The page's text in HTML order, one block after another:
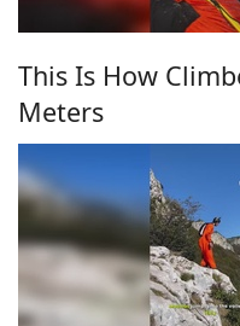
This Is How
Meters